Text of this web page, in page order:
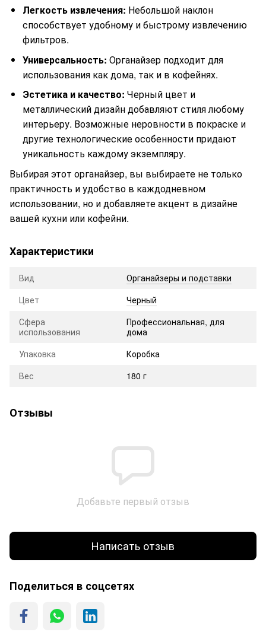
Легкость извлечения: Небольшой наклон
способствует удобному и быстрому извлечению
фильтров.
Универсальность: Органайзер подходит для
использования как дома, так и в кофейнях.
Эстетика и качество: Черный цвет и
металлический дизайн добавляют стиля любому
интерьеру. Возможные неровности в покраске и
другие технологические особенности придают
уникальность каждому экземпляру.
Выбирая этот органайзер, вы выбираете не только
практичность и удобство в каждодневном
использовании, но и добавляете акцент в дизайне
вашей кухни или кофейни.
Характеристики
Вид
Органайзеры и подставки
Цвет
Черный
Сфера
использования
Профессиональная, для
дома
Упаковка
Коробка
Вес
180 г
Отзывы
Добавьте первый отзыв
Написать отзыв
Поделиться в соцсетях